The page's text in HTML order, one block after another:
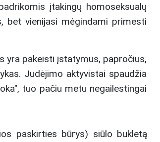
įtakingų homoseksualų
bet vienijasi mėgindami primesti
yra pakeisti įstatymus, papročius,
Judėjimo aktyvistai spaudžia
tuo pačiu metu negailestingai
paskirties būrys) siūlo bukletą